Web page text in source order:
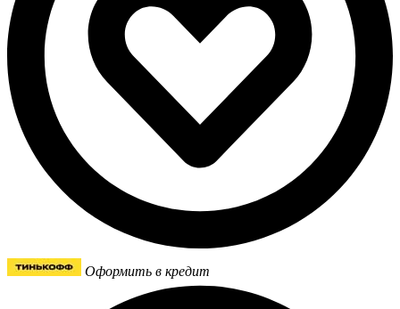
Оформить в кредит